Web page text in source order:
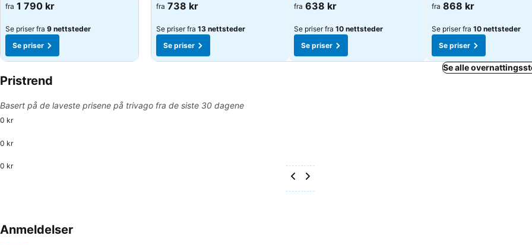
Se priser
fra 1 790 kr
Se priser fra 9 nettsteder
Se priser
Se priser
fra 738 kr
Se priser fra 13 nettsteder
Se priser
Se priser
fra 638 kr
Se priser fra 10 nettsteder
Se priser
Se priser
fra 868 kr
Se priser fra 10 nettsteder
Se priser
Se alle
Pristrend
Basert på de laveste prisene på trivago fra de siste 30 dagene
0 kr
0 kr
0 kr
Anmeldelser